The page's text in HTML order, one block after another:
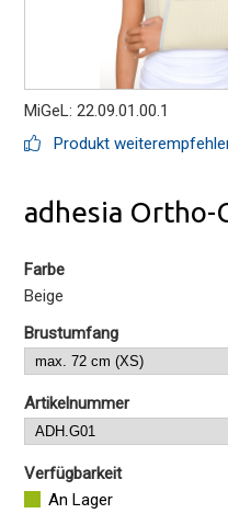
MiGeL: 22.09.01.00.1
Produkt
adhesia Ortho-
Farbe
Beige
Brustumfang
Artikelnummer
Verfügbarkeit
An Lager